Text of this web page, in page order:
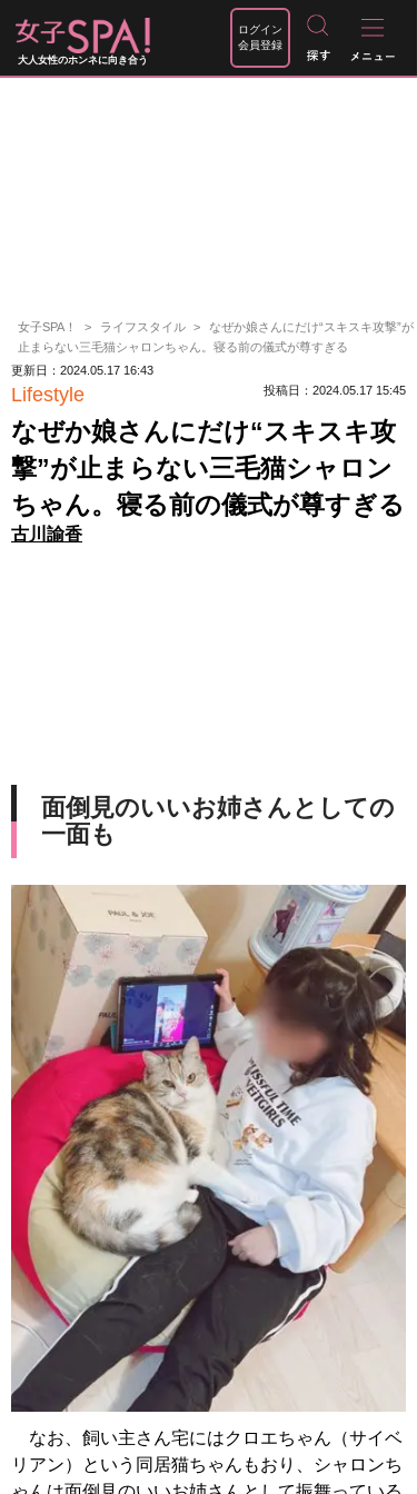
大人女性のホンネに向き合う
ログイン
会員登録
女子SPA！ ライフスタイル
なぜか娘さんにだけ“スキスキ攻撃”が
止まらない三毛猫シャロンちゃん。寝る前の儀式が尊すぎる
更新日：2024.05.17 16:43
Lifestyle 投稿日：2024.05.17 15:45
なぜか娘さんにだけ“スキスキ攻
撃”が止まらない三毛猫シャロン
ちゃん。寝る前の儀式が尊すぎる
古川諭香
面倒見のいいお姉さんとしての
一面も
なお、飼い主さん宅にはクロエちゃん（サイベ
リアン）という同居猫ちゃんもおり、シャロンち